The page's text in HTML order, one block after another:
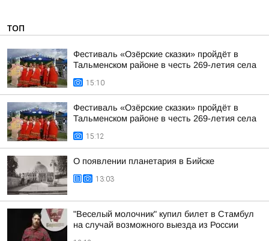
ТОП
Фестиваль «Озёрские сказки» пройдёт в
Тальменском районе в честь 269-летия села
15:10
Фестиваль «Озёрские сказки» пройдёт в
Тальменском районе в честь 269-летия села
15:12
О появлении планетария в Бийске
13:03
"Веселый молочник" купил билет в Стамбул
на случай возможного выезда из России